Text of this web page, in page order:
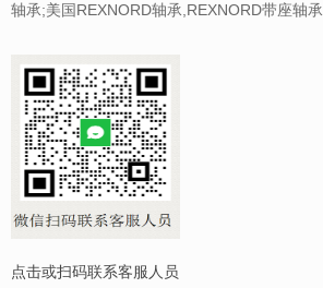
轴承;美国REXNORD轴承,REXNORD带座轴承
点击或扫码联系客服人员